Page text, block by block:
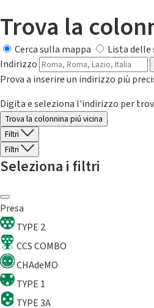
Trova la
Cerca sulla mappa
Lista
Indirizzo
Prova a inserire un indirizzo più
Digita e seleziona l'indirizzo per
Trova la colonnina piú vicina
Filtri
Filtri
Seleziona i filtri
Presa
TYPE 2
CCS COMBO
CHAdeMO
TYPE 1
TYPE 3A